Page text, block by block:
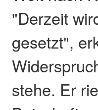
"Derzeit
gesetzt",
stehe. Er